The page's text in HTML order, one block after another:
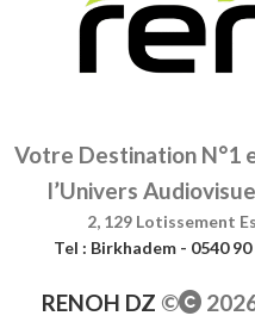
Votre Destination N°1
l’Univers
2, 129 Lotissement
Tel : Birkhadem - 0540
RENOH DZ ©